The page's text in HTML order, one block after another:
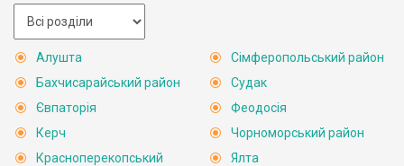
Алушта
Бахчисарайський район
Євпаторія
Керч
Красноперекопський
Сімферопольський район
Судак
Феодосія
Чорноморський район
Ялта